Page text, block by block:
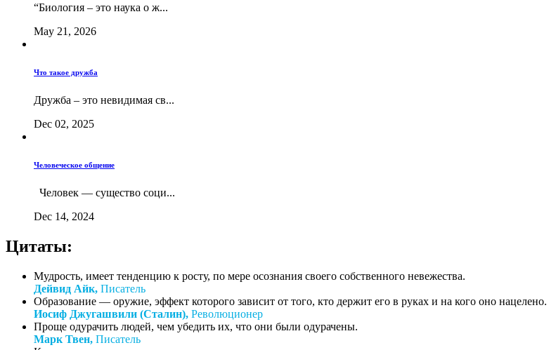
“Биология – это наука о ж...
May 21, 2026
Что такое дружба
Дружба – это невидимая св...
Dec 02, 2025
Человеческое общение
Человек — существо соци...
Dec 14, 2024
Цитаты:
Мудрость, имеет тенденцию к росту, по мере осознания своего собственного невежества.
Дейвид Айк, Писатель
Образование — оружие, эффект которого зависит от того, кто держит его в руках и на кого оно нацелено.
Иосиф Джугашвили (Сталин), Революционер
Проще одурачить людей, чем убедить их, что они были одурачены.
Марк Твен, Писатель